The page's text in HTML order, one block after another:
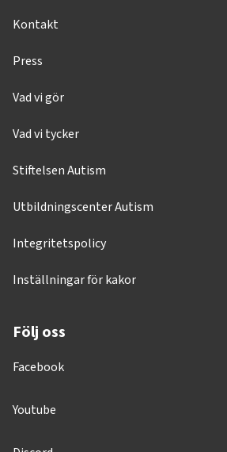
Kontakt
Press
Vad vi gör
Vad vi tycker
Stiftelsen Autism
Utbildningscenter Autism
Integritetspolicy
Inställningar för kakor
Följ oss
Facebook
Youtube